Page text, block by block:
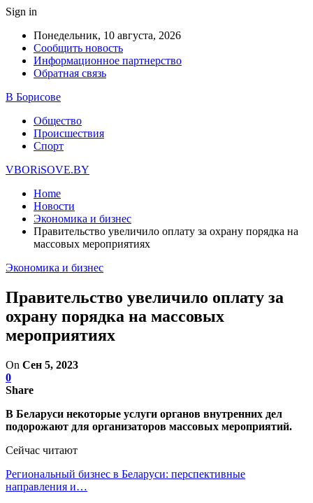
Sign in
Понедельник, 10 августа, 2026
Сообщить новость
Информационное партнерство
Обратная связь
В Борисове
Общество
Происшествия
Спорт
VBORiSOVE.BY
Home
Новости
Экономика и бизнес
Правительство увеличило оплату за охрану порядка на
массовых мероприятиях
Экономика и бизнес
Правительство увеличило оплату за
охрану порядка на массовых
мероприятиях
On Сен 5, 2023
0
Share
В Беларуси некоторые услуги органов внутренних дел
подорожают для организаторов массовых мероприятий.
Сейчас читают
Региональный бизнес в Беларуси: перспективные
направления и…